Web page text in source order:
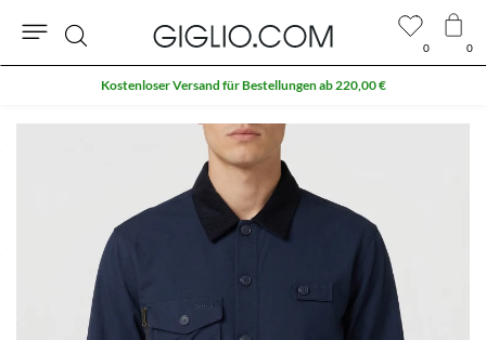
0 0
Suche
Kostenloser Versand für Bestellungen ab 220,00 €